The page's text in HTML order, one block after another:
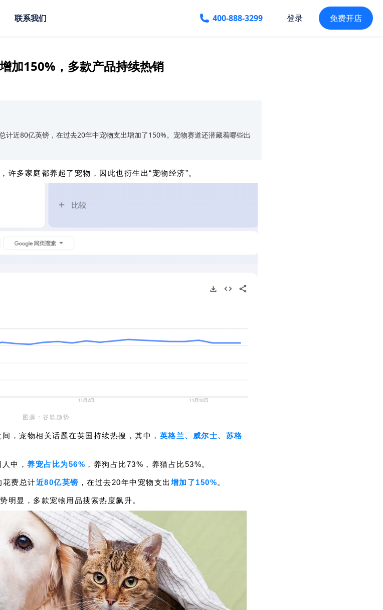
联系我们 400-888-3299 登录 免费开店
加150%，多款产品持续热销
近80亿英镑，在过去20年中宠物支出增加了150%。宠物赛道还潜藏着哪些出
多家庭都养起了宠物，因此也衍生出“宠物经济”。
图源：谷歌趋势
，宠物相关话题在英国持续热搜，其中， 英格兰、威尔士、苏格
中， 养宠占比为56% ，养狗占比73%，养猫占比53%。
费总计近80亿英镑 ，在过去20年中宠物支出增加了150%。
明显，多款宠物用品搜索热度飙升。